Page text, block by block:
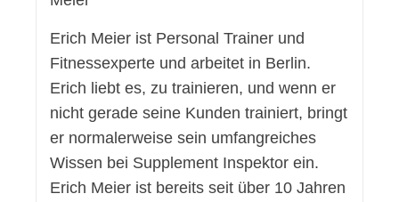
Erich Meier ist Personal Trainer und
Fitnessexperte und arbeitet in Berlin.
Erich liebt es, zu trainieren, und wenn er
nicht gerade seine Kunden trainiert, bringt
er normalerweise sein umfangreiches
Wissen bei Supplement Inspektor ein.
Erich Meier ist bereits seit über 10 Jahren